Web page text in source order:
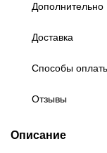
Дополнительно
Доставка
Способы
Отзывы
Описание